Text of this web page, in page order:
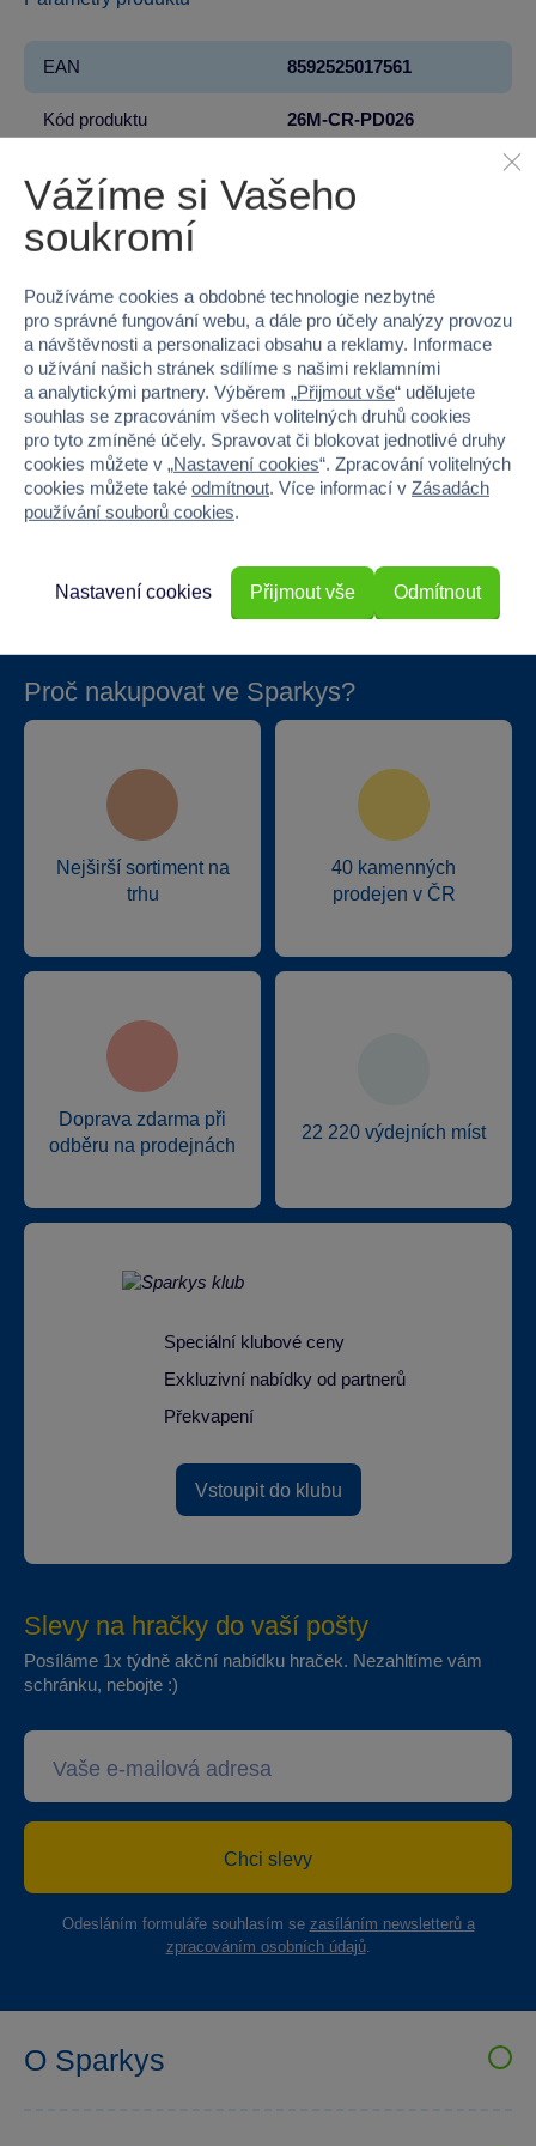
EAN 8592525017561
Kód produktu 26M-CR-PD026
Licence
Pohlaví HOLKA, KLUK
Šířka 10
Výška 11
Hloubka 1.5
Proč nakupovat ve Sparkys?
Nejširší sortiment na
trhu
40 kamenných
prodejen v ČR
Doprava zdarma při
odběru na prodejnách
22 220 výdejních míst
Speciální klubové ceny
Exkluzivní nabídky od partnerů
Překvapení
Vstoupit do klubu
Slevy na hračky do vaší pošty
Posíláme 1x týdně akční nabídku hraček. Nezahltíme vám
schránku, nebojte :)
Chci slevy
Odesláním formuláře souhlasím se zasíláním newsletterů a
zpracováním osobních údajů.
O Sparkys
Vážíme si Vašeho
soukromí
Používáme cookies a obdobné technologie nezbytné
pro správné fungování webu, a dále pro účely analýzy provozu
a návštěvnosti a personalizaci obsahu a reklamy. Informace
o užívání našich stránek sdílíme s našimi reklamními
a analytickými partnery. Výběrem „Přijmout vše“ udělujete
souhlas se zpracováním všech volitelných druhů cookies
pro tyto zmíněné účely. Spravovat či blokovat jednotlivé druhy
cookies můžete v „Nastavení cookies“. Zpracování volitelných
cookies můžete také odmítnout. Více informací v Zásadách
používání souborů cookies.
Odmítnout
Nastavení cookies Přijmout vše